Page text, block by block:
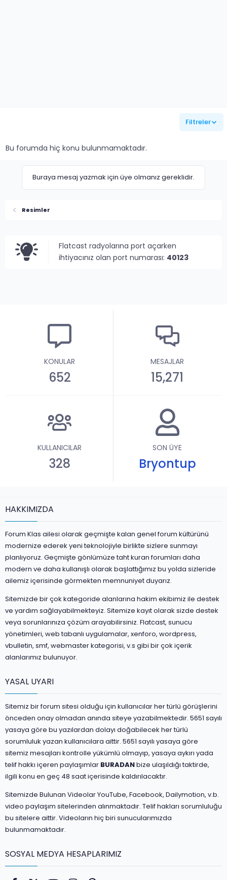
Filtreler
Bu forumda hiç konu bulunmamaktadır.
Buraya mesaj yazmak için üye olmanız gereklidir.
Resimler
Flatcast radyolarına port açarken
ihtiyacınız olan port numarası: 40123
KONULAR
652
MESAJLAR
15,271
KULLANICILAR
328
SON ÜYE
Bryontup
HAKKIMIZDA
Forum Klas ailesi olarak geçmişte kalan genel forum kültürünü
modernize ederek yeni teknolojiyle birlikte sizlere sunmayı
planlıyoruz. Geçmişte gönlümüze taht kuran forumları daha
modern ve daha kullanışlı olarak başlattığımız bu yolda sizleride
ailemiz içerisinde görmekten memnuniyet duyarız.
Sitemizde bir çok kategoride alanlarına hakim ekibimiz ile destek
ve yardım sağlayabilmekteyiz. Sitemize kayıt olarak sizde destek
veya sorunlarınıza çözüm arayabilirsiniz. Flatcast, sunucu
yönetimleri, web tabanlı uygulamalar, xenforo, wordpress,
vbulletin, smf, webmaster kategorisi, v.s gibi bir çok içerik
alanlarımız bulunuyor.
YASAL UYARI
Sitemiz bir forum sitesi olduğu için kullanıcılar her türlü görüşlerini
önceden onay olmadan anında siteye yazabilmektedir. 5651 sayılı
yasaya göre bu yazılardan dolayı doğabilecek her türlü
sorumluluk yazan kullanıcılara aittir. 5651 sayılı yasaya göre
sitemiz mesajları kontrolle yükümlü olmayıp, yasaya aykırı yada
telif hakkı içeren paylaşımlar BURADANbize ulaşıldığı taktirde,
ilgili konu en geç 48 saat içerisinde kaldırılacaktır.
Sitemizde Bulunan Videolar YouTube, Facebook, Dailymotion, v.b.
video paylaşım sitelerinden alınmaktadır. Telif hakları sorumluluğu
bu sitelere aittir. Videoların hiç biri sunucularımızda
bulunmamaktadır.
SOSYAL MEDYA HESAPLARIMIZ